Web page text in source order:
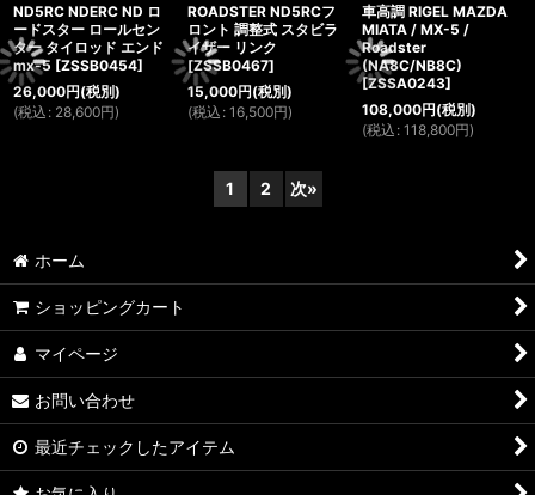
ND5RC NDERC ND ロ
ードスター ロールセン
ター タイロッド エンド
mx-5 [ZSSB0454]
26,000円(税別)
(税込 : 28,600円)
ROADSTER ND5RCフ
ロント 調整式 スタビラ
イザー リンク
[ZSSB0467]
15,000円(税別)
(税込 : 16,500円)
車高調 RIGEL MAZDA
MIATA / MX-5 /
Roadster
(NA8C/NB8C)
[ZSSA0243]
108,000円(税別)
(税込 : 118,800円)
1 2 次»
ホーム
ショッピングカート
マイページ
お問い合わせ
最近チェックしたアイテム